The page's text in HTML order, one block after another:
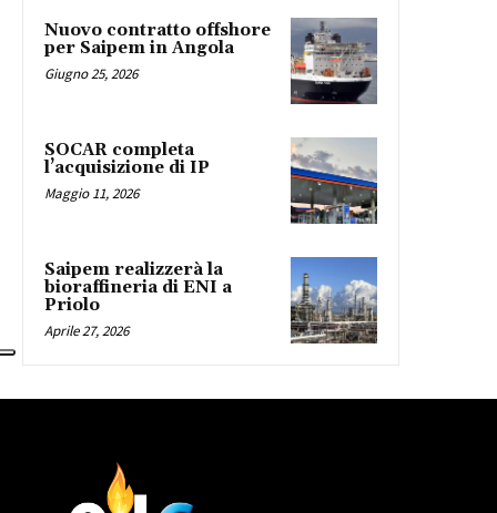
Nuovo contratto offshore
per Saipem in Angola
Giugno 25, 2026
SOCAR completa
l’acquisizione di IP
Maggio 11, 2026
Saipem realizzerà la
bioraffineria di ENI a
Priolo
Aprile 27, 2026